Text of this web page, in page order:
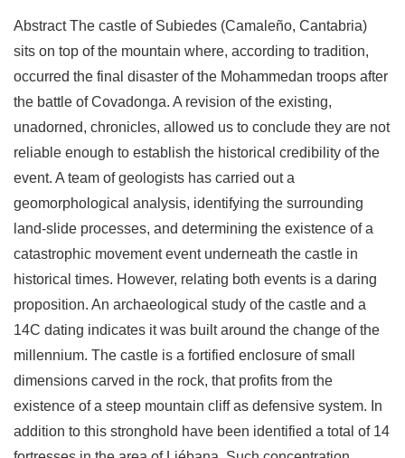
Abstract The castle of Subiedes (Camaleño, Cantabria)
sits on top of the mountain where, according to tradition,
occurred the final disaster of the Mohammedan troops after
the battle of Covadonga. A revision of the existing,
unadorned, chronicles, allowed us to conclude they are not
reliable enough to establish the historical credibility of the
event. A team of geologists has carried out a
geomorphological analysis, identifying the surrounding
land-slide processes, and determining the existence of a
catastrophic movement event underneath the castle in
historical times. However, relating both events is a daring
proposition. An archaeological study of the castle and a
14C dating indicates it was built around the change of the
millennium. The castle is a fortified enclosure of small
dimensions carved in the rock, that profits from the
existence of a steep mountain cliff as defensive system. In
addition to this stronghold have been identified a total of 14